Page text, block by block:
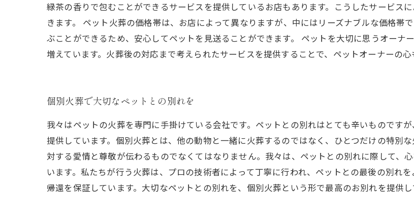
緑茶の香りで包むことができるサービスを提供しているお店もあります。こうしたサービス
きます。 ペット火葬の価格帯は、お店によって異なりますが、中にはリーズナブルな価格帯
ぶことができるため、安心してペットを見送ることができます。 ペットを大切に思うオーナ
増えています。火葬後の対応まで考えられたサービスを提供することで、ペットオーナーの心
個別火葬で大切なペットとの別れを
我々はペットの火葬を専門に手掛けている会社です。ペットとの別れはとても辛いものです
提供しています。個別火葬とは、他の動物と一緒に火葬するのではなく、ひとつだけの特別
対する愛情と尊敬が伝わるものでなくてはなりません。我々は、ペットとの別れに際して、
います。私たちが行う火葬は、プロの技術者によって丁寧に行われ、ペットとの最後の別れ
帰還を保証しています。大切なペットとの別れを、個別火葬という形で最高のお別れを提供